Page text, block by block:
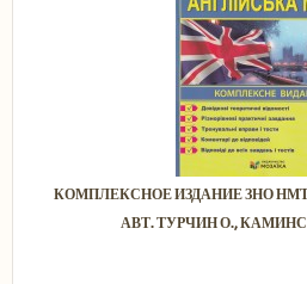
КОМПЛЕКСНОЕ ИЗДАНИЕ ЗНО
АВТ. ТУРЧИН О.,